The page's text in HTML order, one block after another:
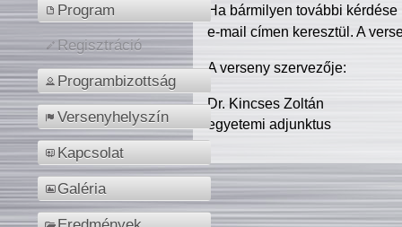
Program
Regisztráció
Programbizottság
Versenyhelyszín
Kapcsolat
Galéria
Ha bármilyen további
e-mail címen keresztül. A
A verseny szervezője:
Dr. Kincses Zoltán
egyetemi adjunktus